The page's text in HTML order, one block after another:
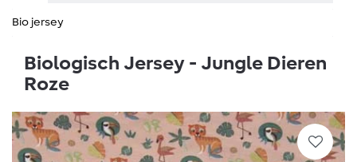
Bio jersey
Biologisch Jersey - Jungle Dieren
Roze